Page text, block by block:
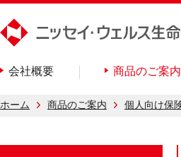
会社概要 商品のご案内
ホーム 商品のご案内 個人向け保